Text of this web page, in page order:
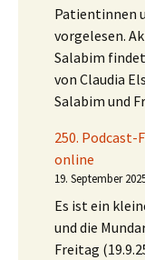
Patientinnen
vorgelesen.
Salabim
von Claudia
Salabim und
250.
online
19. September
Es ist ein
und die
Freitag